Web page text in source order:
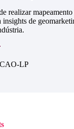
realizar
de